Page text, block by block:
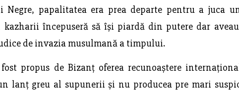
papalitatea era prea departe pentru a juca
începuseră să își piardă din putere dar
de invazia musulmană a timpului.
propus de Bizanț oferea recunoaștere
lanț greu al supunerii și nu producea pre mari